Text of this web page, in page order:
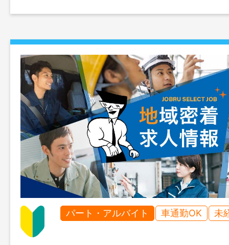
パート・アルバイト 車通勤OK 未